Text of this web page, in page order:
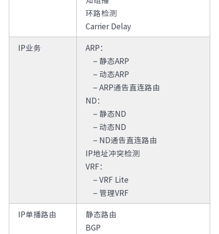
环路检测
Carrier Delay
IP业务
ARP：
– 静态ARP
– 动态ARP
– ARP通告直连路由
ND：
– 静态ND
– 动态ND
– ND通告直连路由
IP地址冲突检测
VRF：
– VRF Lite
– 管理VRF
IP单播路由
静态路由
BGP